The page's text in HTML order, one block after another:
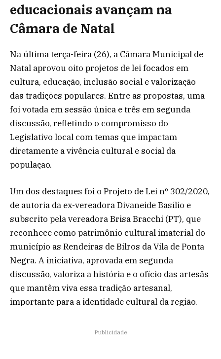
educacionais avançam na
Câmara de Natal
Na última terça-feira (26), a Câmara Municipal de
Natal aprovou oito projetos de lei focados em
cultura, educação, inclusão social e valorização
das tradições populares. Entre as propostas, uma
foi votada em sessão única e três em segunda
discussão, refletindo o compromisso do
Legislativo local com temas que impactam
diretamente a vivência cultural e social da
população.
Um dos destaques foi o Projeto de Lei nº 302/2020,
de autoria da ex-vereadora Divaneide Basílio e
subscrito pela vereadora Brisa Bracchi (PT), que
reconhece como patrimônio cultural imaterial do
município as Rendeiras de Bilros da Vila de Ponta
Negra. A iniciativa, aprovada em segunda
discussão, valoriza a história e o ofício das artesãs
que mantêm viva essa tradição artesanal,
importante para a identidade cultural da região.
Publicidade